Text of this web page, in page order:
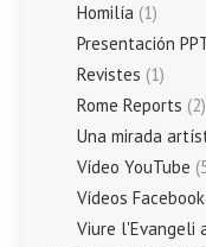
Homilía (1)
Presentación
Revistes (1)
Rome Reports (2)
Una mirada
Vídeo YouTube
Vídeos Facebook
Viure l'Evangeli